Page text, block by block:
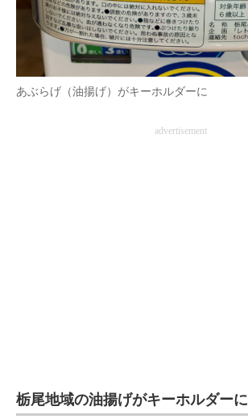
あぶらげ（油揚げ）がキーホルダーに
advertisement
栃尾地域の油揚げがキーホルダーに